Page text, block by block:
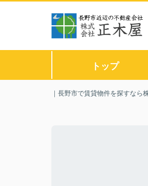
トップ
｜長野市で賃貸物件を探すなら